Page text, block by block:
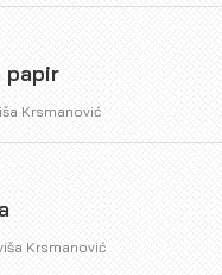
papir
Krsmanović
Krsmanović